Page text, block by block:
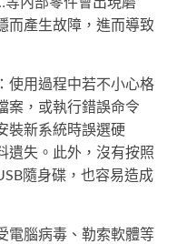
內部零件會出現磨
而產生故障，進而導致
使用過程中若不小心格
案，或執行錯誤命令
裝新系統時誤選硬
遺失。此外，沒有按照
隨身碟，也容易造成
電腦病毒、勒索軟體等